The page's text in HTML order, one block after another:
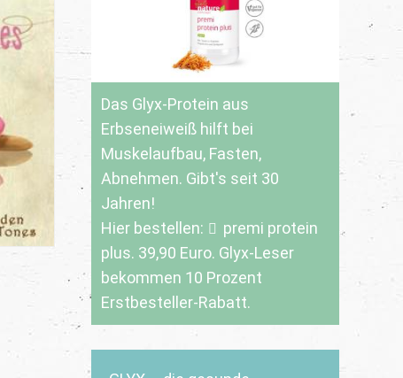
Das Glyx-Protein aus
Erbseneiweiß hilft bei
Muskelaufbau, Fasten,
Abnehmen. Gibt's seit 30
Jahren!
Hier bestellen:
premi protein
plus. 39,90 Euro. Glyx-Leser
bekommen 10 Prozent
Erstbesteller-Rabatt.